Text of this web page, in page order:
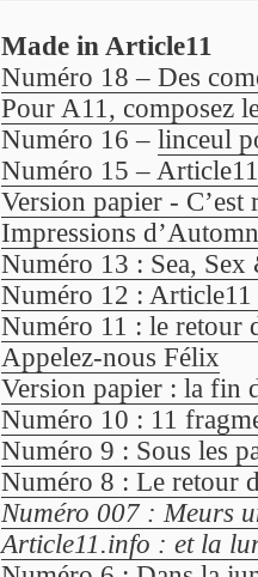
Made in Article11
Numéro 18 – Des
Pour A11, composez
Numéro 16 – linceul
Numéro 15 –
Version papier -
Impressions
Numéro 13 : Sea,
Numéro 12 :
Numéro 11 : le retour
Appelez-nous Félix
Version papier : la fin
Numéro 10 : 11
Numéro 9 : Sous les
Numéro 8 : Le retour
Numéro 007 : Meurs
Article11.info : et la